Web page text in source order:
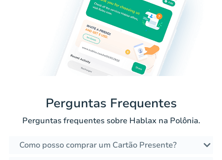
Perguntas Frequentes
Perguntas frequentes sobre Hablax na Polônia.
Como posso comprar um Cartão Presente?